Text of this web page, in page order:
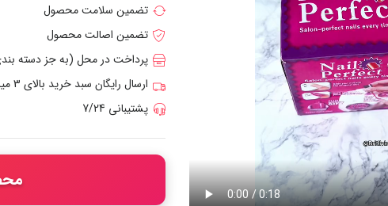
تضمین سلامت محصول
تضمین اصالت محصول
پرداخت در محل (به جز دسته
ارسال رایگان سبد خرید بالای 3 میلیون تومان
پشتیبانی 7/24